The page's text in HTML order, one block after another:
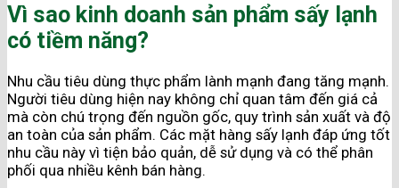
Vì sao kinh doanh sản phẩm sấy lạnh
có tiềm năng?
Nhu cầu tiêu dùng thực phẩm lành mạnh đang tăng mạnh.
Người tiêu dùng hiện nay không chỉ quan tâm đến giá cả
mà còn chú trọng đến nguồn gốc, quy trình sản xuất và độ
an toàn của sản phẩm. Các mặt hàng sấy lạnh đáp ứng tốt
nhu cầu này vì tiện bảo quản, dễ sử dụng và có thể phân
phối qua nhiều kênh bán hàng.